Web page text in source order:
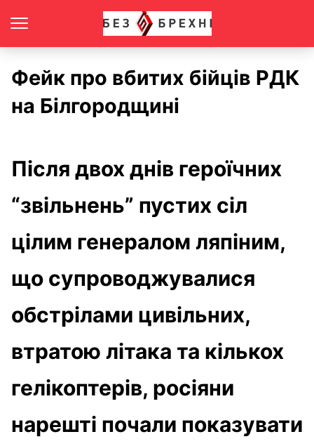
Фейк про вбитих бійців РДК
на Білгородщині
Після двох днів героїчних
“звільнень” пустих сіл
цілим генералом ляпіним,
що супроводжувалися
обстрілами цивільних,
втратою літака та кількох
гелікоптерів, росіяни
нарешті почали показувати